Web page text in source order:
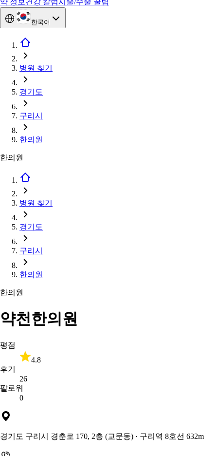
약 정보 건강 칼럼시술/수술 꿀팁
한국어
병원 찾기
경기도
구리시
한의원
한의원
병원 찾기
경기도
구리시
한의원
한의원
약천한의원
평점
4.8
후기
26
팔로워
0
경기도 구리시 경춘로 170, 2층 (교문동) · 구리역 8호선 632m